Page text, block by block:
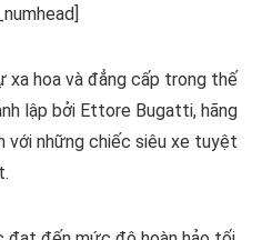
xa hoa và đẳng cấp trong thế
lập bởi Ettore Bugatti, hãng
với những chiếc siêu xe tuyệt